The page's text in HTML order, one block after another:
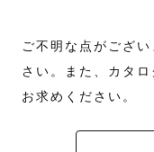
ご不明な点がござ
さい。また、カタ
お求めください。